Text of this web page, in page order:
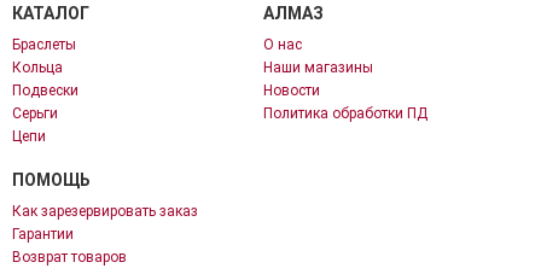
КАТАЛОГ
Браслеты
Кольца
Подвески
Серьги
Цепи
АЛМАЗ
О нас
Наши магазины
Новости
Политика обработки ПД
ПОМОЩЬ
Как зарезервировать заказ
Гарантии
Возврат товаров